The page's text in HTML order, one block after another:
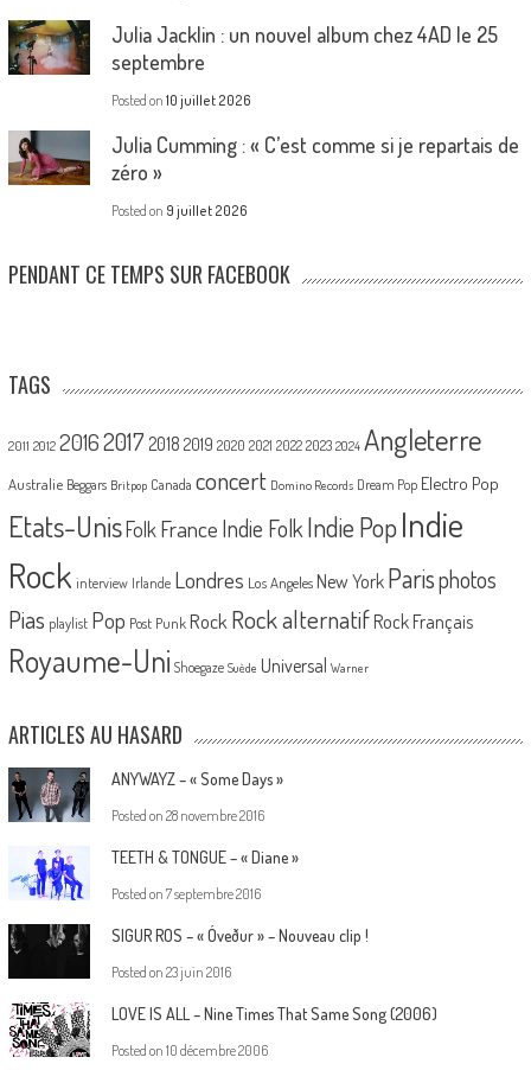
Julia Jacklin : un nouvel album chez 4AD le 25
septembre
Posted on 10 juillet 2026
Julia Cumming : « C’est comme si je repartais de
zéro »
Posted on 9 juillet 2026
PENDANT CE TEMPS SUR FACEBOOK
TAGS
2011 2012 20162017 2018 2019 2020 2021 2022 2023 2024 Angleterre
Australie Beggars Britpop Canada concert Domino Records Dream Pop Electro Pop
Etats-UnisFolk France Indie Folk Indie PopIndie
Rock interview Irlande Londres Los Angeles New York Parisphotos
Pias playlist Pop Post Punk Rock Rock alternatif Rock Français
Royaume-Uni Shoegaze Suède Universal Warner
ARTICLES AU HASARD
ANYWAYZ – « Some Days »
Posted on 28 novembre 2016
TEETH & TONGUE – « Diane »
Posted on 7 septembre 2016
SIGUR ROS – « Óveður » – Nouveau clip !
Posted on 23 juin 2016
LOVE IS ALL – Nine Times That Same Song (2006)
Posted on 10 décembre 2006